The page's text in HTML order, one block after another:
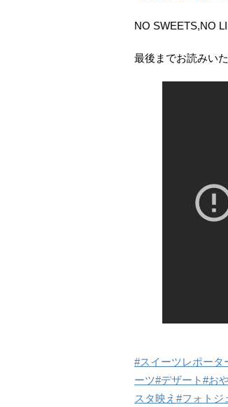
NO SWEETS,NO
最後までお読みい
#スイーツレポータ
ーツ#デザート#お
スタ映え #フォトジ